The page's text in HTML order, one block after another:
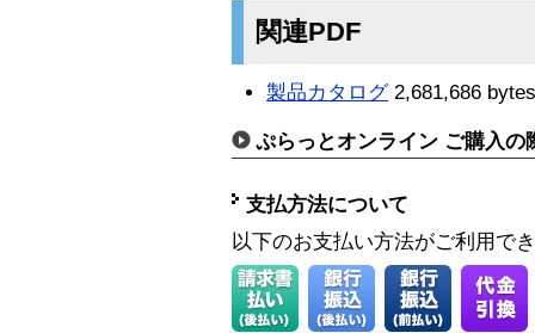
関連PDF
製品カタログ2,681,686
ぷらっとオンライン ご購入の
支払方法について
以下のお支払い方法がご利用で